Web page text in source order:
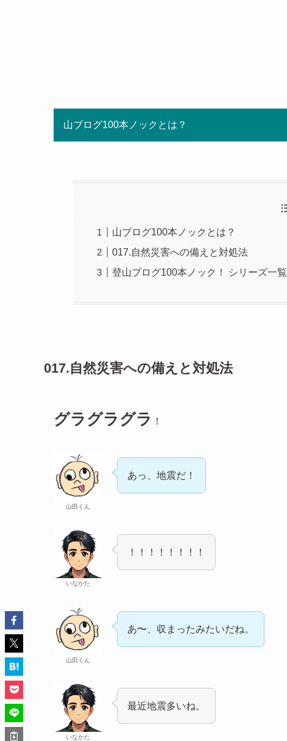
山ブログ100本ノックとは？
山ブログ100本ノックとは？
017.自然災害への備えと対処法
登山ブログ100本ノック！ シリーズ一覧
017.自然災害への備えと対処法
グラグラグラ ！
山田くん
あっ、地震だ！
いなかた
！！！！！！！！
山田くん
あ〜、収まったみたいだね。
いなかた
最近地震多いね。